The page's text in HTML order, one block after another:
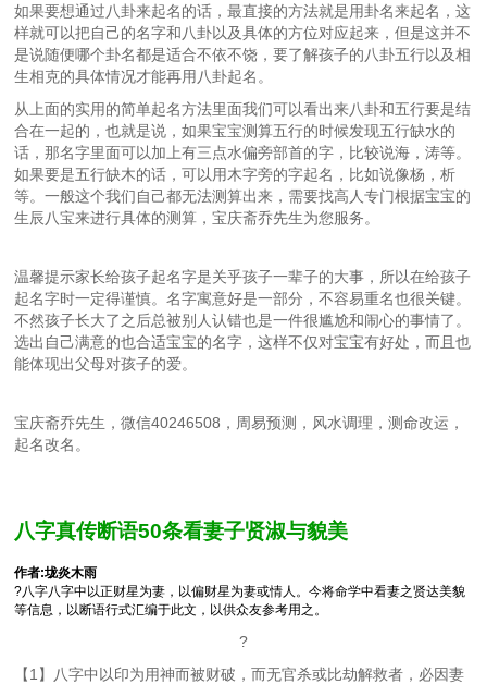
如果要想通过八卦来起名的话，最直接的方法就是用卦名来起名，这
样就可以把自己的名字和八卦以及具体的方位对应起来，但是这并不
是说随便哪个卦名都是适合不依不饶，要了解孩子的八卦五行以及相
生相克的具体情况才能再用八卦起名。
从上面的实用的简单起名方法里面我们可以看出来八卦和五行要是结
合在一起的，也就是说，如果宝宝测算五行的时候发现五行缺水的
话，那名字里面可以加上有三点水偏旁部首的字，比较说海，涛等。
如果要是五行缺木的话，可以用木字旁的字起名，比如说像杨，析
等。一般这个我们自己都无法测算出来，需要找高人专门根据宝宝的
生辰八宝来进行具体的测算，宝庆斋乔先生为您服务。
温馨提示家长给孩子起名字是关乎孩子一辈子的大事，所以在给孩子
起名字时一定得谨慎。名字寓意好是一部分，不容易重名也很关键。
不然孩子长大了之后总被别人认错也是一件很尴尬和闹心的事情了。
选出自己满意的也合适宝宝的名字，这样不仅对宝宝有好处，而且也
能体现出父母对孩子的爱。
宝庆斋乔先生，微信40246508，周易预测，风水调理，测命改运，
起名改名。
八字真传断语50条看妻子贤淑与貌美
作者:垅炎木雨
?八字八字中以正财星为妻，以偏财星为妻或情人。今将命学中看妻之贤达美貌
等信息，以断语行式汇编于此文，以供众友参考用之。
?
【1】八字中以印为用神而被财破，而无官杀或比劫解救者，必因妻